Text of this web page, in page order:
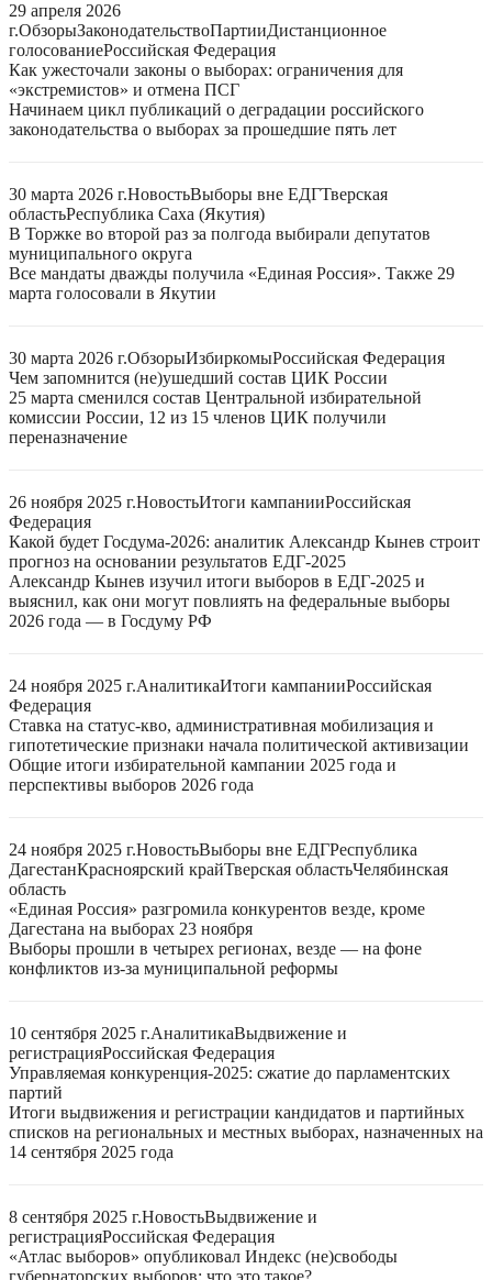
29 апреля 2026
г.ОбзорыЗаконодательствоПартииДистанционное
голосованиеРоссийская Федерация
Как ужесточали законы о выборах: ограничения для
«экстремистов» и отмена ПСГ
Начинаем цикл публикаций о деградации российского
законодательства о выборах за прошедшие пять лет
30 марта 2026 г.НовостьВыборы вне ЕДГТверская
областьРеспублика Саха (Якутия)
В Торжке во второй раз за полгода выбирали депутатов
муниципального округа
Все мандаты дважды получила «Единая Россия». Также 29
марта голосовали в Якутии
30 марта 2026 г.ОбзорыИзбиркомыРоссийская Федерация
Чем запомнится (не)ушедший состав ЦИК России
25 марта сменился состав Центральной избирательной
комиссии России, 12 из 15 членов ЦИК получили
переназначение
26 ноября 2025 г.НовостьИтоги кампанииРоссийская
Федерация
Какой будет Госдума-2026: аналитик Александр Кынев строит
прогноз на основании результатов ЕДГ-2025
Александр Кынев изучил итоги выборов в ЕДГ-2025 и
выяснил, как они могут повлиять на федеральные выборы
2026 года — в Госдуму РФ
24 ноября 2025 г.АналитикаИтоги кампанииРоссийская
Федерация
Ставка на статус-кво, административная мобилизация и
гипотетические признаки начала политической активизации
Общие итоги избирательной кампании 2025 года и
перспективы выборов 2026 года
24 ноября 2025 г.НовостьВыборы вне ЕДГРеспублика
ДагестанКрасноярский крайТверская областьЧелябинская
область
«Единая Россия» разгромила конкурентов везде, кроме
Дагестана на выборах 23 ноября
Выборы прошли в четырех регионах, везде — на фоне
конфликтов из-за муниципальной реформы
10 сентября 2025 г.АналитикаВыдвижение и
регистрацияРоссийская Федерация
Управляемая конкуренция-2025: сжатие до парламентских
партий
Итоги выдвижения и регистрации кандидатов и партийных
списков на региональных и местных выборах, назначенных на
14 сентября 2025 года
8 сентября 2025 г.НовостьВыдвижение и
регистрацияРоссийская Федерация
«Атлас выборов» опубликовал Индекс (не)свободы
губернаторских выборов: что это такое?